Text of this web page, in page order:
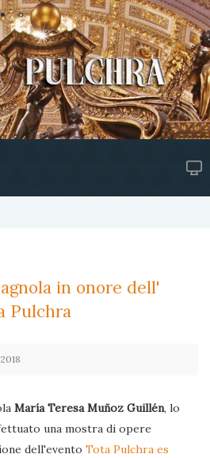
in onore dell'
Pulchra
María Teresa Muñoz Guillén, lo
una mostra di opere
dell'evento Tota Pulchra es